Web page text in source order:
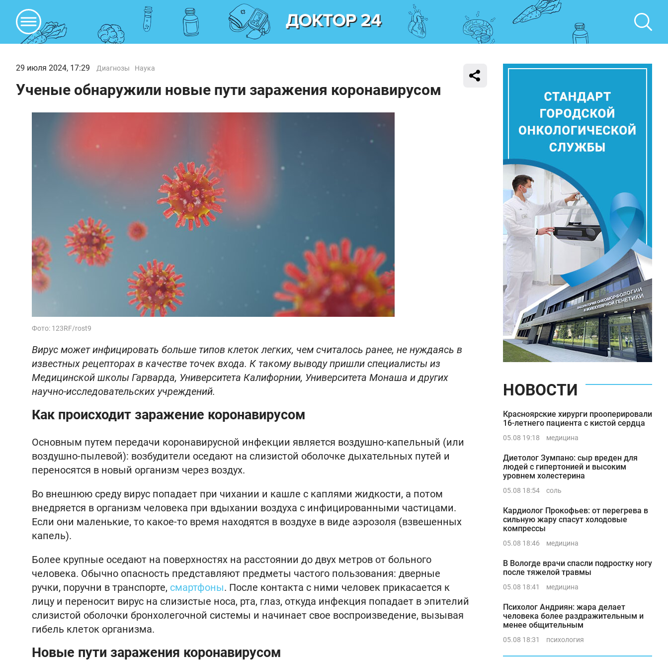
29 июля 2024, 17:29 Диагнозы Наука
Ученые обнаружили новые пути заражения коронавирусом
Фото: 123RF/rost9
Вирус может инфицировать больше типов клеток легких, чем считалось ранее, не нуждаясь в
известных рецепторах в качестве точек входа. К такому выводу пришли специалисты из
Медицинской школы Гарварда, Университета Калифорнии, Университета Монаша и других
научно-исследовательских учреждений.
Как происходит заражение коронавирусом
Основным путем передачи коронавирусной инфекции является воздушно-капельный (или
воздушно-пылевой): возбудители оседают на слизистой оболочке дыхательных путей и
переносятся в новый организм через воздух.
Во внешнюю среду вирус попадает при чихании и кашле с каплями жидкости, а потом
внедряется в организм человека при вдыхании воздуха с инфицированными частицами.
Если они маленькие, то какое-то время находятся в воздухе в виде аэрозоля (взвешенных
капель).
Более крупные оседают на поверхностях на расстоянии до двух метров от больного
человека. Обычно опасность представляют предметы частого пользования: дверные
ручки, поручни в транспорте, смартфоны. После контакта с ними человек прикасается к
лицу и переносит вирус на слизистые носа, рта, глаз, откуда инфекция попадает в эпителий
слизистой оболочки бронхолегочной системы и начинает свое воспроизведение, вызывая
гибель клеток организма.
Новые пути заражения коронавирусом
НОВОСТИ
Красноярские хирурги прооперировали
16-летнего пациента с кистой сердца
05.08 19:18 медицина
Диетолог Зумпано: сыр вреден для
людей с гипертонией и высоким
уровнем холестерина
05.08 18:54 соль
Кардиолог Прокофьев: от перегрева в
сильную жару спасут холодовые
компрессы
05.08 18:46 медицина
В Вологде врачи спасли подростку ногу
после тяжелой травмы
05.08 18:41 медицина
Психолог Андриян: жара делает
человека более раздражительным и
менее общительным
05.08 18:31 психология